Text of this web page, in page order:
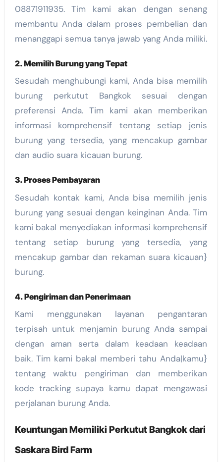
08871911935. Tim kami akan dengan senang
membantu Anda dalam proses pembelian dan
menanggapi semua tanya jawab yang Anda miliki.
2. Memilih Burung yang Tepat
Sesudah menghubungi kami, Anda bisa memilih
burung perkutut Bangkok sesuai dengan
preferensi Anda. Tim kami akan memberikan
informasi komprehensif tentang setiap jenis
burung yang tersedia, yang mencakup gambar
dan audio suara kicauan burung.
3. Proses Pembayaran
Sesudah kontak kami, Anda bisa memilih jenis
burung yang sesuai dengan keinginan Anda. Tim
kami bakal menyediakan informasi komprehensif
tentang setiap burung yang tersedia, yang
mencakup gambar dan rekaman suara kicauan}
burung.
4. Pengiriman dan Penerimaan
Kami menggunakan layanan pengantaran
terpisah untuk menjamin burung Anda sampai
dengan aman serta dalam keadaan keadaan
baik. Tim kami bakal memberi tahu Anda|kamu}
tentang waktu pengiriman dan memberikan
kode tracking supaya kamu dapat mengawasi
perjalanan burung Anda.
Keuntungan Memiliki Perkutut Bangkok dari
Saskara Bird Farm